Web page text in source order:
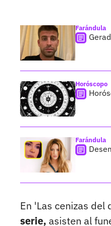
Farándula
Horóscopo
Farándula
En 'Las cenizas del
serie, asisten al